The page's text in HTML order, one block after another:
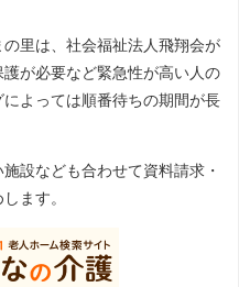
里は、社会福祉法人飛翔会が
が必要など緊急性が高い人の
よっては順番待ちの期間が長
設なども合わせて資料請求・
ます。